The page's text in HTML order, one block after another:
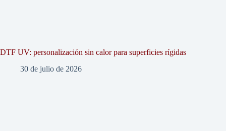
DTF UV: personalización sin calor para superficies rígidas
30 de julio de 2026